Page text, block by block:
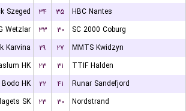
Szeged
۳۴ ۳۵
HBC Nantes
Wetzlar
۳۳ ۳۰
SC 2000 Coburg
Karvina
۲۹ ۲۷
MMTS Kwidzyn
HK
۲۳ ۳۱
TTIF Halden
Bodo HK
۲۲ ۴۱
Runar Sandefjord
SK
۲۳ ۳۰
Nordstrand